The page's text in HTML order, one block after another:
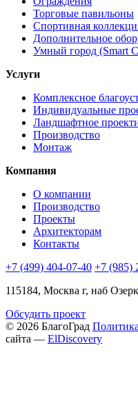
Торговые павильоны
Спортивная
Дополнительное
Умный город (Smart
Услуги
Комплексное
Индивидуальные
Ландшафтное
Производство
Монтаж
Компания
О компании
Производство
Проекты
Архитекторам
Контакты
+7 (499) 404-07-40 +7 (985)
115184, Москва г, наб
Обсудить проект
© 2026 БлагоГрад
сайта — ElDiscovery